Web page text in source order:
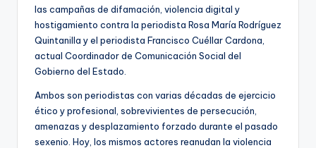
las campañas de difamación, violencia digital y
hostigamiento contra la periodista Rosa María Rodríguez
Quintanilla y el periodista Francisco Cuéllar Cardona,
actual Coordinador de Comunicación Social del
Gobierno del Estado.
Ambos son periodistas con varias décadas de ejercicio
ético y profesional, sobrevivientes de persecución,
amenazas y desplazamiento forzado durante el pasado
sexenio. Hoy, los mismos actores reanudan la violencia